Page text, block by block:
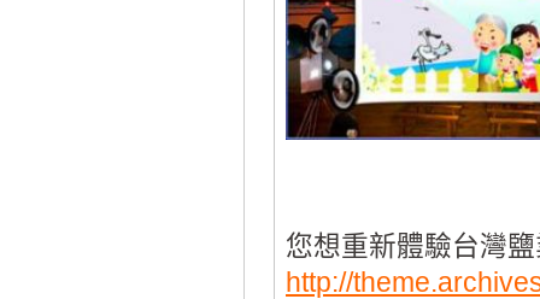
您想重新體驗台灣
http://